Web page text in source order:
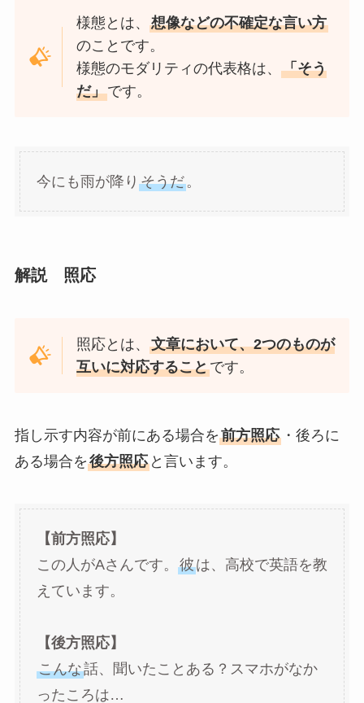
様態とは、想像などの不確定な言い方
のことです。
様態のモダリティの代表格は、「そう
だ」です。
今にも雨が降り そうだ。
解説 照応
照応とは、文章において、2つのものが
互いに対応することです。
指し示す内容が前にある場合を前方照応・後ろに
ある場合を後方照応と言います。
【前方照応】
この人がAさんです。 彼は、高校で英語を教
えています。
【後方照応】
こんな話、聞いたことある？スマホがなか
ったころは…